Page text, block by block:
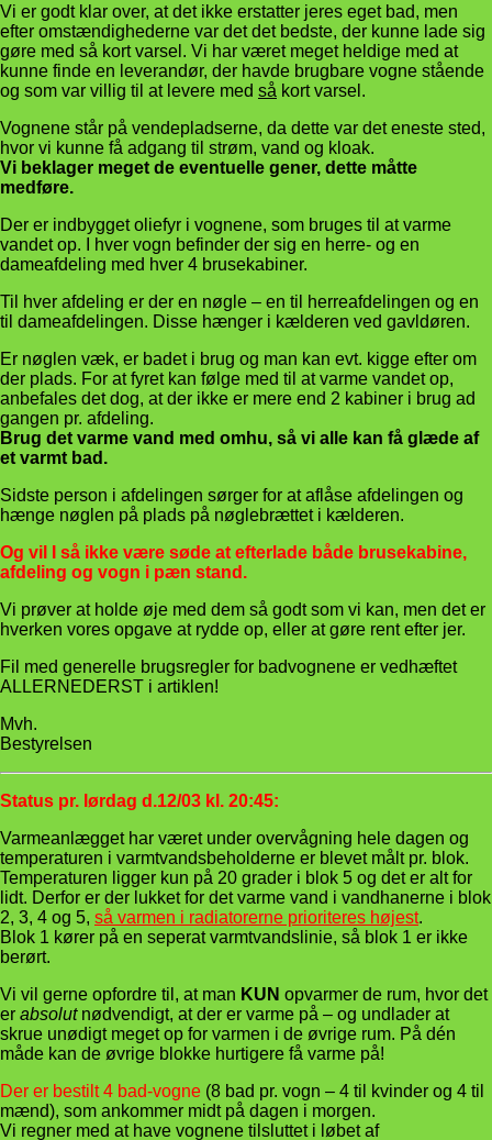
Vi er godt klar over, at det ikke erstatter jeres eget bad, men
efter omstændighederne var det det bedste, der kunne lade sig
gøre med så kort varsel. Vi har været meget heldige med at
kunne finde en leverandør, der havde brugbare vogne stående
og som var villig til at levere med så kort varsel.
Vognene står på vendepladserne, da dette var det eneste sted,
hvor vi kunne få adgang til strøm, vand og kloak.
Vi beklager meget de eventuelle gener, dette måtte
medføre.
Der er indbygget oliefyr i vognene, som bruges til at varme
vandet op. I hver vogn befinder der sig en herre- og en
dameafdeling med hver 4 brusekabiner.
Til hver afdeling er der en nøgle – en til herreafdelingen og en
til dameafdelingen. Disse hænger i kælderen ved gavldøren.
Er nøglen væk, er badet i brug og man kan evt. kigge efter om
der plads. For at fyret kan følge med til at varme vandet op,
anbefales det dog, at der ikke er mere end 2 kabiner i brug ad
gangen pr. afdeling.
Brug det varme vand med omhu, så vi alle kan få glæde af
et varmt bad.
Sidste person i afdelingen sørger for at aflåse afdelingen og
hænge nøglen på plads på nøglebrættet i kælderen.
Og vil I så ikke være søde at efterlade både brusekabine,
afdeling og vogn i pæn stand.
Vi prøver at holde øje med dem så godt som vi kan, men det er
hverken vores opgave at rydde op, eller at gøre rent efter jer.
Fil med generelle brugsregler for badvognene er vedhæftet
ALLERNEDERST i artiklen!
Mvh.
Bestyrelsen
Status pr. lørdag d.12/03 kl. 20:45:
Varmeanlægget har været under overvågning hele dagen og
temperaturen i varmtvandsbeholderne er blevet målt pr. blok.
Temperaturen ligger kun på 20 grader i blok 5 og det er alt for
lidt. Derfor er der lukket for det varme vand i vandhanerne i blok
2, 3, 4 og 5, så varmen i radiatorerne prioriteres højest.
Blok 1 kører på en seperat varmtvandslinie, så blok 1 er ikke
berørt.
Vi vil gerne opfordre til, at man KUN opvarmer de rum, hvor det
er absolutnødvendigt, at der er varme på – og undlader at
skrue unødigt meget op for varmen i de øvrige rum. På dén
måde kan de øvrige blokke hurtigere få varme på!
Der er bestilt 4 bad-vogne (8 bad pr. vogn – 4 til kvinder og 4 til
mænd), som ankommer midt på dagen i morgen.
Vi regner med at have vognene tilsluttet i løbet af